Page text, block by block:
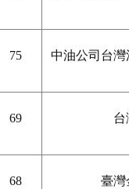
75 中油公司台
69 台
68 臺灣